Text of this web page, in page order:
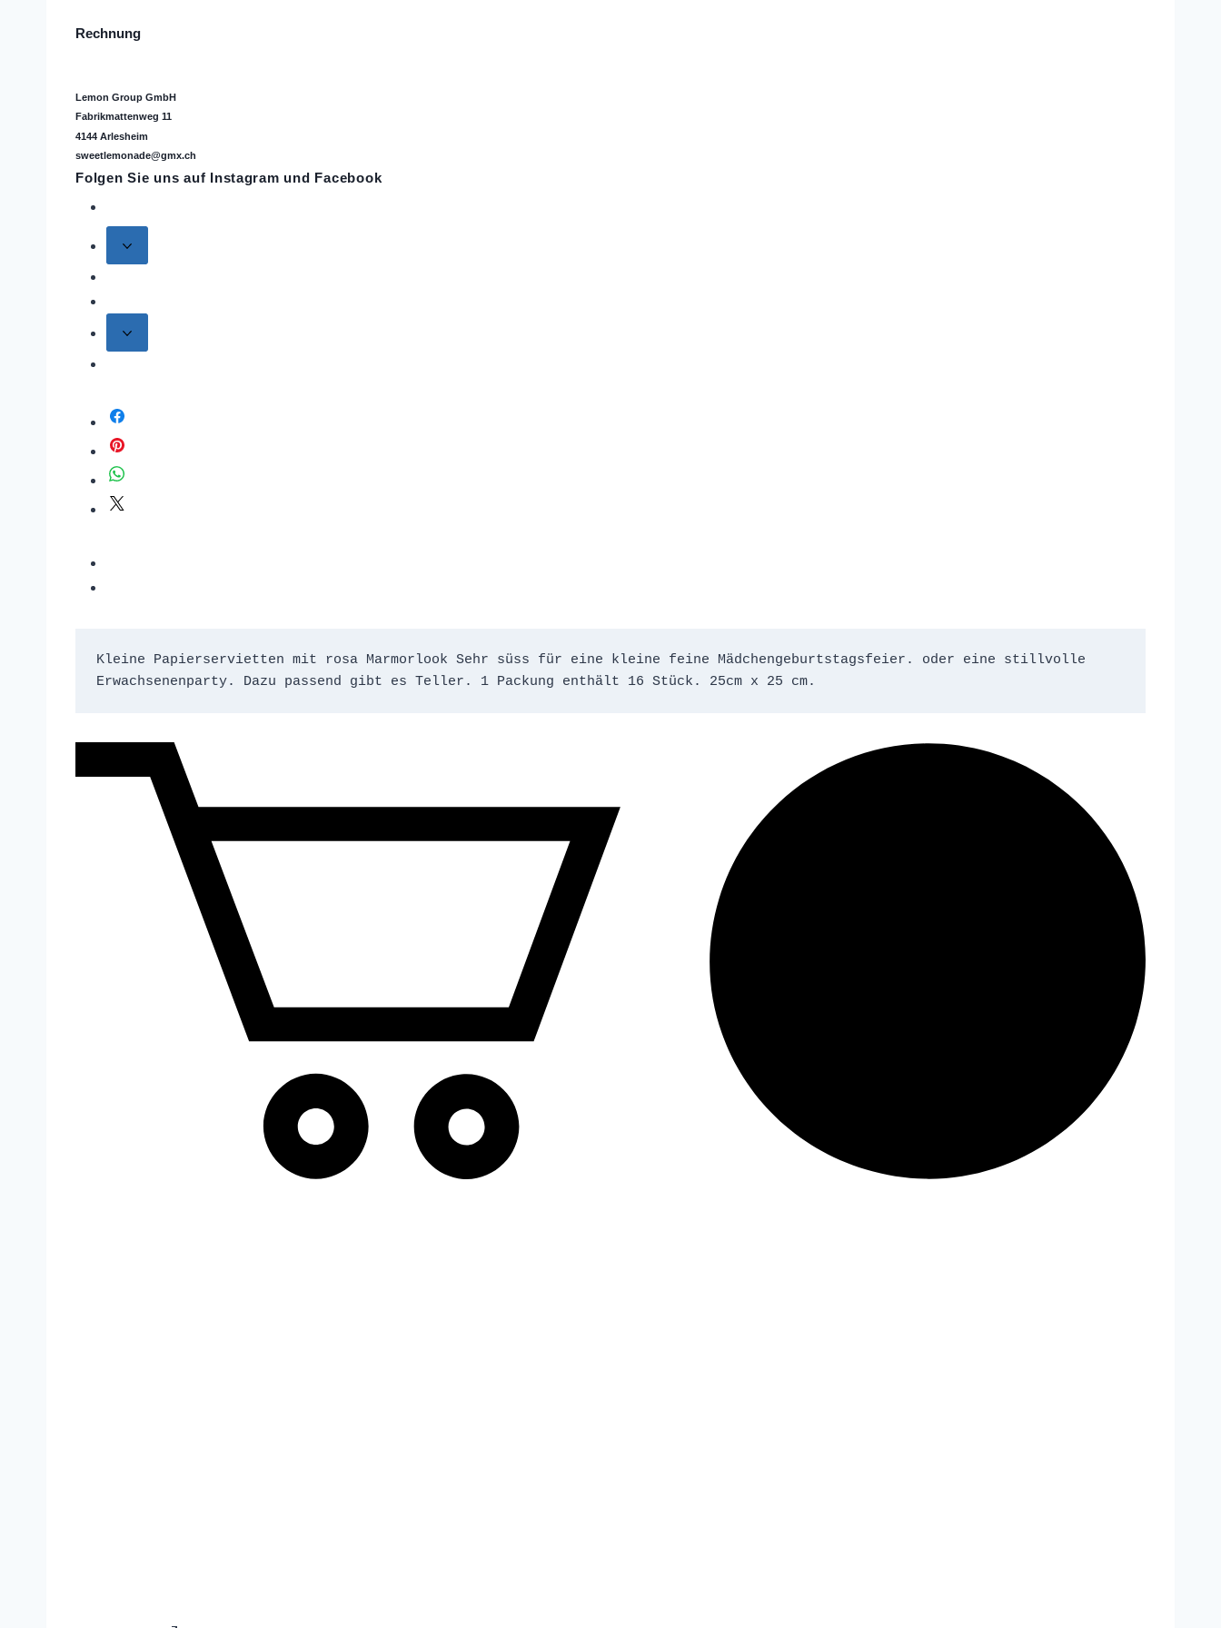
Rechnung
Lemon Group GmbH
Fabrikmattenweg 11
4144 Arlesheim
sweetlemonade@gmx.ch
Folgen Sie uns auf Instagram und Facebook
Kleine Papierservietten mit rosa Marmorlook Sehr süss für eine kleine feine Mädchengeburtstagsfeier. oder eine stillvolle
Erwachsenenparty. Dazu passend gibt es Teller. 1 Packung enthält 16 Stück. 25cm x 25 cm.